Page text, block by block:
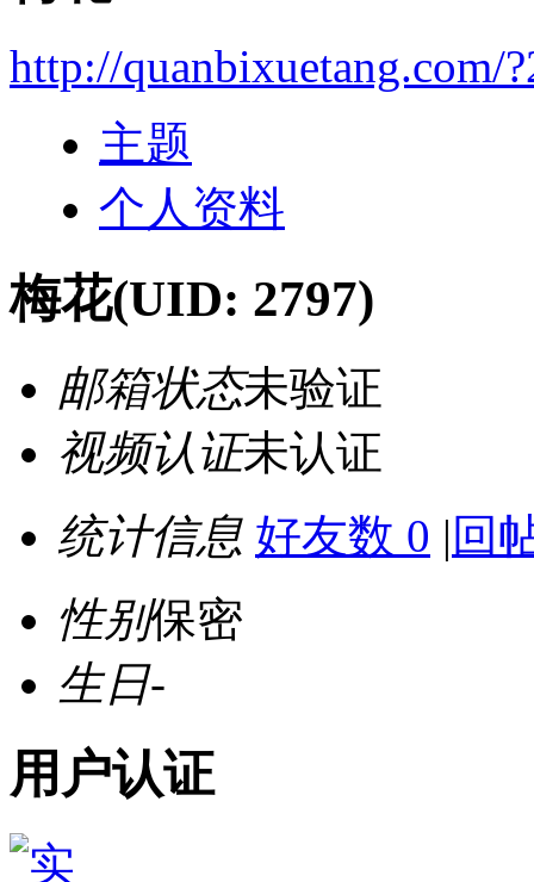
http://quanbixuetang.com/
主题
个人资料
梅花(UID: 2797)
邮箱状态未验证
视频认证未认证
统计信息 好友数 0 | 回
性别保密
生日-
用户认证